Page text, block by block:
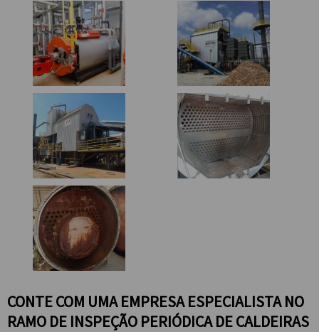
CONTE COM UMA EMPRESA ESPECIALISTA NO
RAMO DE INSPEÇÃO PERIÓDICA DE CALDEIRAS